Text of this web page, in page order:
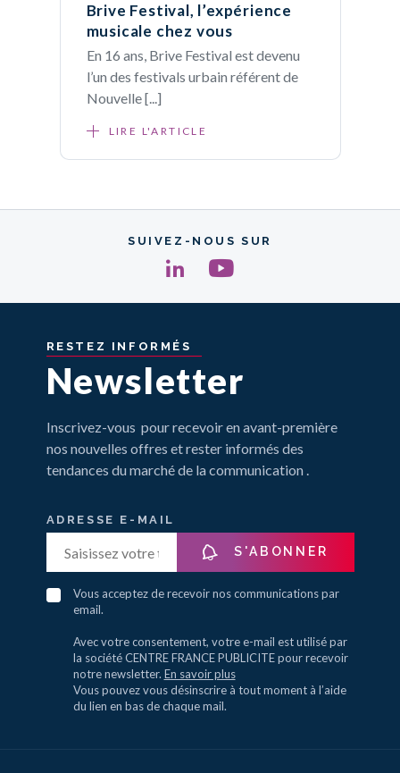
Brive Festival, l’expérience
musicale chez vous
En 16 ans, Brive Festival est devenu
l’un des festivals urbain référent de
Nouvelle [...]
LIRE L'ARTICLE
SUIVEZ-NOUS SUR
RESTEZ INFORMÉS
Newsletter
Inscrivez-vous pour recevoir en avant-première
nos nouvelles offres et rester informés des
tendances du marché de la communication .
ADRESSE E-MAIL
S'ABONNER
Vous acceptez de recevoir nos communications par
email.
Avec votre consentement, votre e-mail est utilisé par
la société CENTRE FRANCE PUBLICITE pour recevoir
notre newsletter. En savoir plus
Vous pouvez vous désinscrire à tout moment à l’aide
du lien en bas de chaque mail.